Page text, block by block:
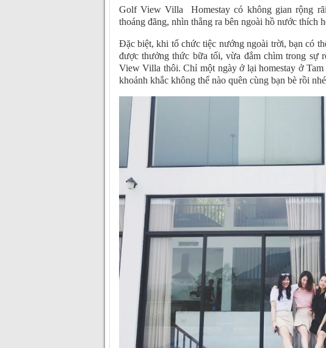
Golf View Villa Homestay có không gian rộng
thoáng đãng, nhìn thẳng ra bên ngoài hồ nước thích
Đặc biệt, khi tổ chức tiệc nướng ngoài trời, bạn có
được thưởng thức bữa tối, vừa đắm chìm trong sự
View Villa thôi. Chỉ một ngày ở lại homestay ở
khoảnh khắc không thể nào quên cùng bạn bè rồi